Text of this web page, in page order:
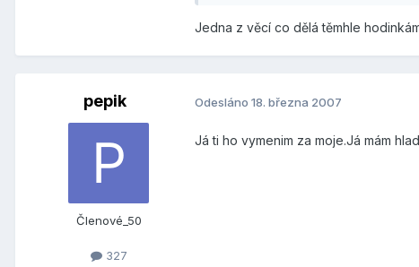
Jedna z věcí co dělá těmhle
pepik
Členové_50
327
Odesláno 18. března 2007
Já ti ho vymenim za moje.Já mám